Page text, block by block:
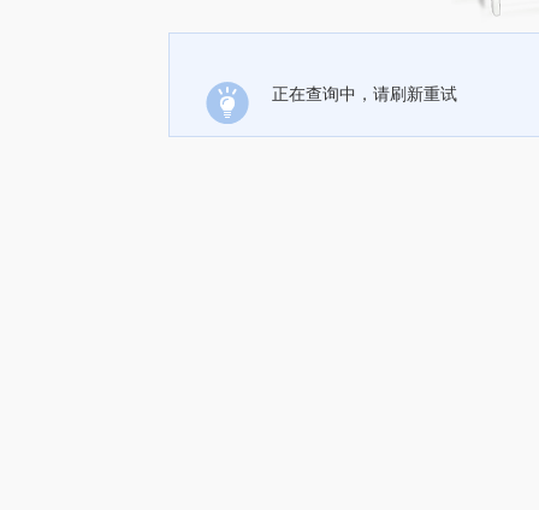
正在查询中，请刷新重试